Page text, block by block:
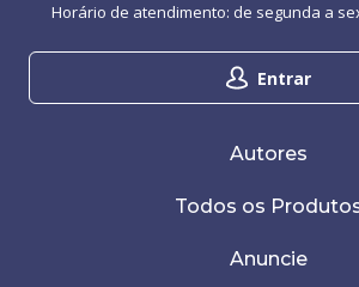
Entrar
Horário de atendimento: de segunda a
Autores
Todos os
Anuncie